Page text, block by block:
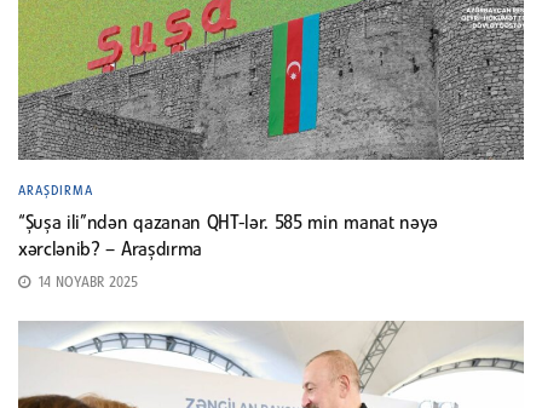
ARAŞDIRMA
“Şuşa ili”ndən qazanan QHT-lər. 585 min manat nəyə
xərclənib? – Araşdırma
14 NOYABR 2025